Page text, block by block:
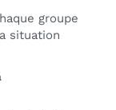
groupe
situation